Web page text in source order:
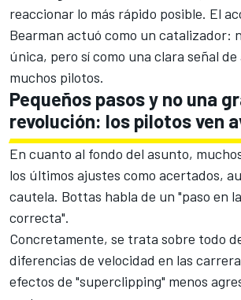
reaccionar lo más rápido posible. El
Bearman actuó como un catalizador:
única, pero sí como una clara señal
muchos pilotos.
Pequeños pasos y no una
revolución: los pilotos ven
En cuanto al fondo del asunto,
los últimos ajustes como acertados,
cautela. Bottas habla de un "paso en
correcta".
Concretamente, se trata sobre todo
diferencias de velocidad en las
efectos de "superclipping" menos